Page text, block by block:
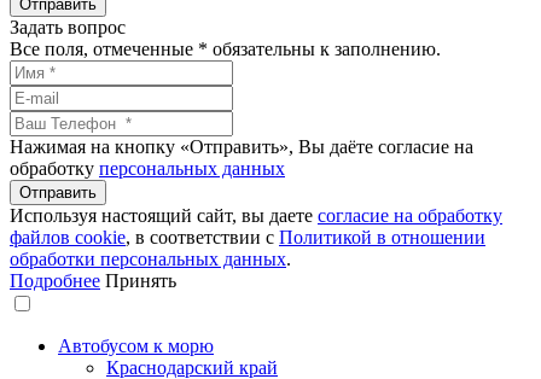
Задать вопрос
Все поля, отмеченные * обязательны к заполнению.
Нажимая на кнопку «Отправить», Вы даёте согласие на
обработку персональных данных
Используя настоящий сайт, вы даете согласие на обработку
файлов сookie, в соответствии с Политикой в отношении
обработки персональных данных.
Подробнее Принять
Автобусом к морю
Краснодарский край